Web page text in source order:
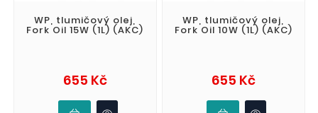
WP, tlumičový olej,
Fork Oil 15W (1L) (AKC)
655 KčCena
WP, tlumičový olej,
Fork Oil 10W (1L) (AKC)
655 KčCena